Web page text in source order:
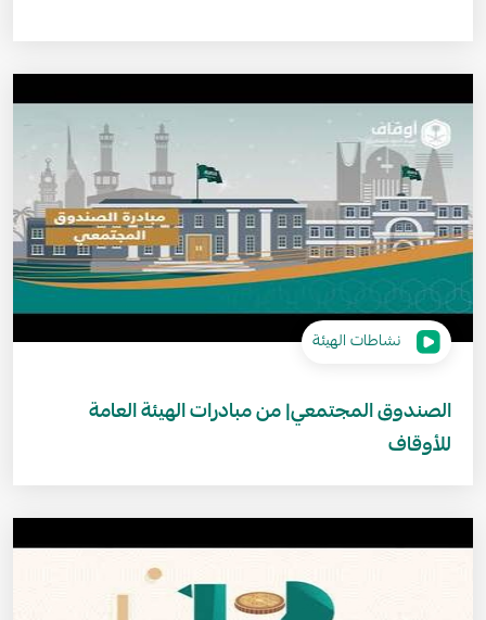
نشاطات الهيئة
الصندوق المجتمعي| من مبادرات الهيئة العامة
للأوقاف